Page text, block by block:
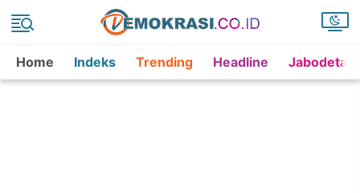
Home Indeks Trending Headline